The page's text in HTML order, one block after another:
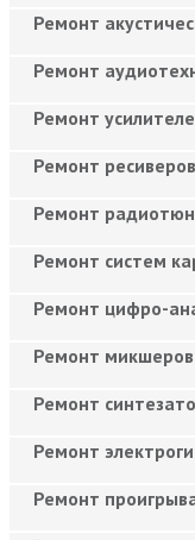
Ремонт
Ремонт
Ремонт
Ремонт ресиверов
Ремонт
Ремонт систем
Ремонт цифро-
Ремонт микшеров
Ремонт
Ремонт
Ремонт